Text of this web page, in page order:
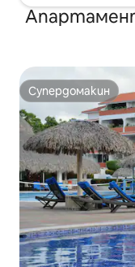
Супердомакин
Супердомакин